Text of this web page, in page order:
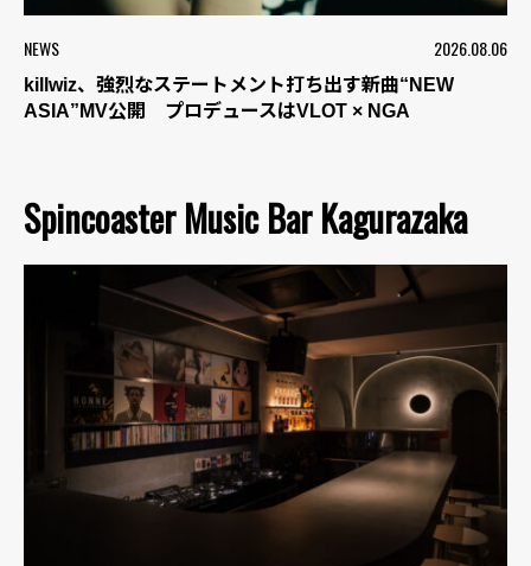
NEWS 2026.08.06
killwiz、強烈なステートメント打ち出す新曲“NEW
ASIA”MV公開 プロデュースはVLOT × NGA
Spincoaster Music Bar Kagurazaka